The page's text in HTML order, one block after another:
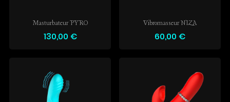
Masturbateur PYRO
130,00 €
Vibromasseur NIZA
60,00 €